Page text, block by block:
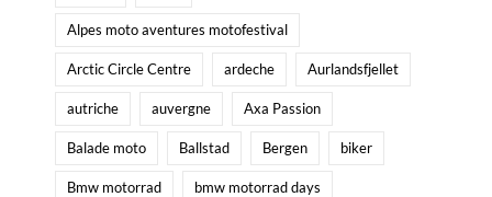
Alpes moto aventures motofestival
Arctic Circle Centre ardeche Aurlandsfjellet
autriche auvergne Axa Passion
Balade moto Ballstad Bergen biker
Bmw motorrad bmw motorrad days